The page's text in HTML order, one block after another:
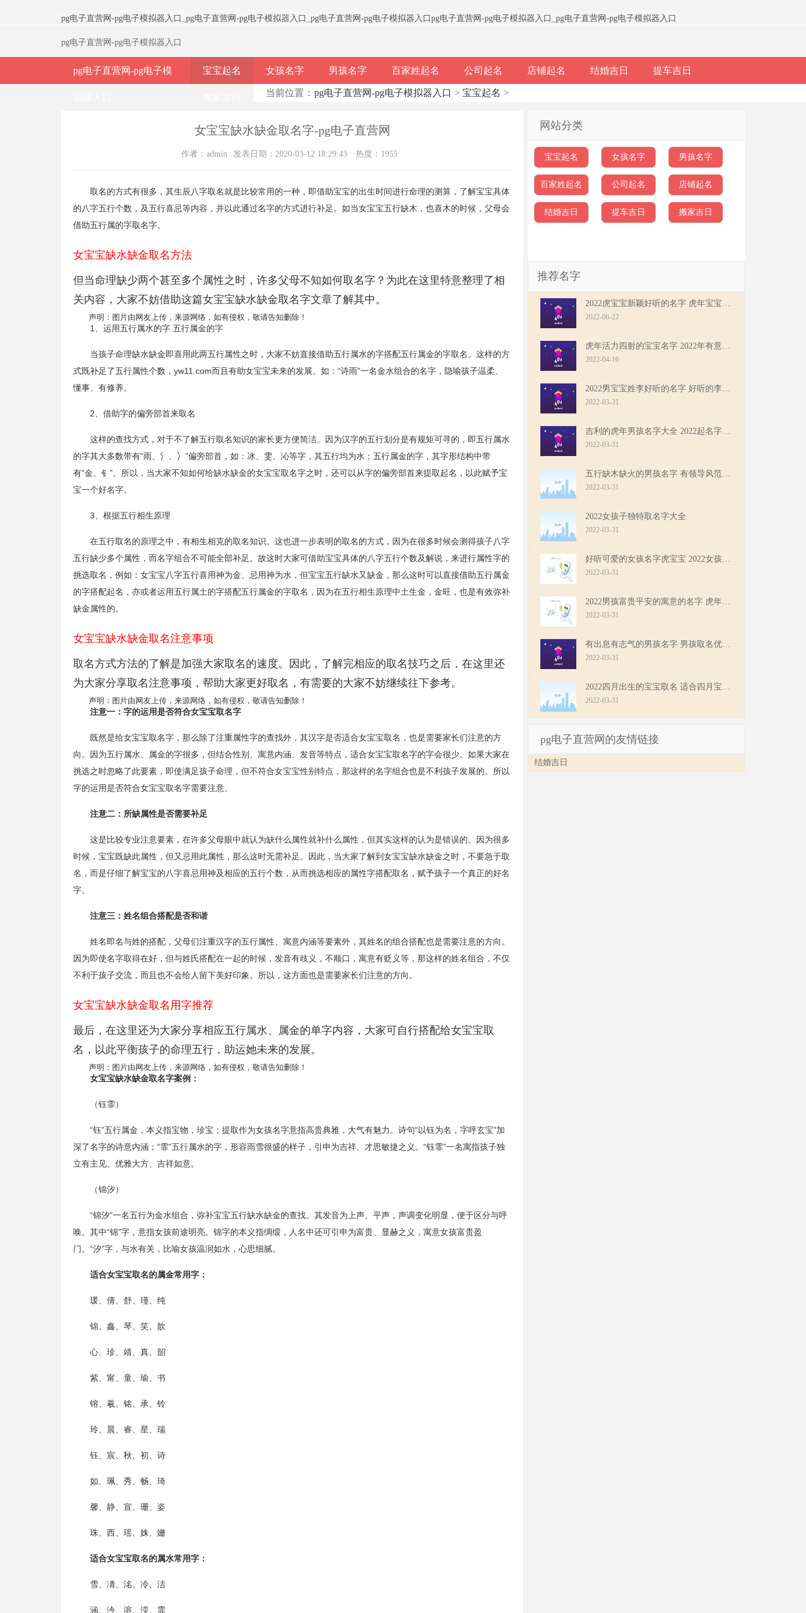
pg电子直营网-pg电子模拟器入口 pg电子直营网-pg电子模拟器入口 pg电子直营网-pg电子模拟器入口 pg电子直营网-pg电子模拟器入口 pg电子直营网-pg电子模拟器入口
pg电子直营网-pg电子模拟器入口
pg电子直营网-pg电子模 宝宝起名 女孩名字 男孩名字 百家姓起名 公司起名 店铺起名 结婚吉日 提车吉日
当前位置： pg电子直营网-pg电子模拟器入口 > 宝宝起名 >
女宝宝缺水缺金取名字-pg电子直营网
作者：admin 发表日期：2020-03-12 18:29:43 热度：1955
取名的方式有很多，其生辰八字取名就是比较常用的一种，即借助宝宝的出生时间进行命理的测算，了解宝宝具体
的八字五行个数，及五行喜忌等内容，并以此通过名字的方式进行补足。如当女宝宝五行缺木，也喜木的时候，父母会
借助五行属的字取名字。
女宝宝缺水缺金取名方法
但当命理缺少两个甚至多个属性之时，许多父母不知如何取名字？为此在这里特意整理了相
关内容，大家不妨借助这篇女宝宝缺水缺金取名字文章了解其中。
声明：图片由网友上传，来源网络，如有侵权，敬请告知删除！
1、运用五行属水的字 五行属金的字
当孩子命理缺水缺金即喜用此两五行属性之时，大家不妨直接借助五行属水的字搭配五行属金的字取名。这样的方
式既补足了五行属性个数，yw11.com而且有助女宝宝未来的发展。如：“诗雨”一名金水组合的名字，隐喻孩子温柔、
懂事、有修养。
2、借助字的偏旁部首来取名
这样的查找方式，对于不了解五行取名知识的家长更方便简洁。因为汉字的五行划分是有规矩可寻的，即五行属水
的字其大多数带有“雨、氵、冫”偏旁部首，如：冰、雯、沁等字，其五行均为水；五行属金的字，其字形结构中带
有“金、钅”。所以，当大家不知如何给缺水缺金的女宝宝取名字之时，还可以从字的偏旁部首来提取起名，以此赋予宝
宝一个好名字。
3、根据五行相生原理
在五行取名的原理之中，有相生相克的取名知识。这也进一步表明的取名的方式，因为在很多时候会测得孩子八字
五行缺少多个属性，而名字组合不可能全部补足。故这时大家可借助宝宝具体的八字五行个数及解说，来进行属性字的
挑选取名，例如：女宝宝八字五行喜用神为金、忌用神为水，但宝宝五行缺水又缺金，那么这时可以直接借助五行属金
的字搭配起名，亦或者运用五行属土的字搭配五行属金的字取名，因为在五行相生原理中土生金，金旺，也是有效弥补
缺金属性的。
女宝宝缺水缺金取名注意事项
取名方式方法的了解是加强大家取名的速度。因此，了解完相应的取名技巧之后，在这里还
为大家分享取名注意事项，帮助大家更好取名，有需要的大家不妨继续往下参考。
声明：图片由网友上传，来源网络，如有侵权，敬请告知删除！
注意一：字的运用是否符合女宝宝取名字
既然是给女宝宝取名字，那么除了注重属性字的查找外，其汉字是否适合女宝宝取名，也是需要家长们注意的方
向。因为五行属水、属金的字很多，但结合性别、寓意内涵、发音等特点，适合女宝宝取名字的字会很少。如果大家在
挑选之时忽略了此要素，即使满足孩子命理，但不符合女宝宝性别特点，那这样的名字组合也是不利孩子发展的。所以
字的运用是否符合女宝宝取名字需要注意。
注意二：所缺属性是否需要补足
这是比较专业注意要素，在许多父母眼中就认为缺什么属性就补什么属性，但其实这样的认为是错误的。因为很多
时候，宝宝既缺此属性，但又忌用此属性，那么这时无需补足。因此，当大家了解到女宝宝缺水缺金之时，不要急于取
名，而是仔细了解宝宝的八字喜忌用神及相应的五行个数，从而挑选相应的属性字搭配取名，赋予孩子一个真正的好名
字。
注意三：姓名组合搭配是否和谐
姓名即名与姓的搭配，父母们注重汉字的五行属性、寓意内涵等要素外，其姓名的组合搭配也是需要注意的方向。
因为即使名字取得在好，但与姓氏搭配在一起的时候，发音有歧义，不顺口，寓意有贬义等，那这样的姓名组合，不仅
不利于孩子交流，而且也不会给人留下美好印象。所以，这方面也是需要家长们注意的方向。
女宝宝缺水缺金取名用字推荐
最后，在这里还为大家分享相应五行属水、属金的单字内容，大家可自行搭配给女宝宝取
名，以此平衡孩子的命理五行，助运她未来的发展。
声明：图片由网友上传，来源网络，如有侵权，敬请告知删除！
女宝宝缺水缺金取名字案例：
（钰霏）
“钰”五行属金，本义指宝物，珍宝；提取作为女孩名字意指高贵典雅，大气有魅力。诗句“以钰为名，字呼玄宝”加
深了名字的诗意内涵；“霏”五行属水的字，形容雨雪很盛的样子，引申为吉祥、才思敏捷之义。“钰霏”一名寓指孩子独
立有主见、优雅大方、吉祥如意。
（锦汐）
“锦汐”一名五行为金水组合，弥补宝宝五行缺水缺金的查找。其发音为上声、平声，声调变化明显，便于区分与呼
唤。其中“锦”字，意指女孩前途明亮。锦字的本义指绸缎，人名中还可引申为富贵、显赫之义，寓意女孩富贵盈
门。“汐”字，与水有关，比喻女孩温润如水，心思细腻。
适合女宝宝取名的属金常用字：
瑗、倩、舒、瑾、纯
锦、鑫、琴、笑、歆
心、珍、靖、真、韶
紫、甯、童、瑜、书
镕、羲、铭、承、铃
玲、晨、睿、星、瑞
钰、宸、秋、初、诗
如、珮、秀、畅、琦
馨、静、宣、珊、姿
珠、西、瑶、姝、姗
适合女宝宝取名的属水常用字：
雪、凊、洺、冷、洁
涵、汵、溶、滢、霏
网站分类
宝宝起名 女孩名字 男孩名字
百家姓起名 公司起名 店铺起名
结婚吉日 提车吉日 搬家吉日
推荐名字
2022-06-22
2022-04-16
2022-03-31
2022-03-31
2022-03-31
2022女孩子独特取名字大全
2022-03-31
2022-03-31
2022-03-31
2022-03-31
2022-03-31
pg电子直营网的友情链接
结婚吉日